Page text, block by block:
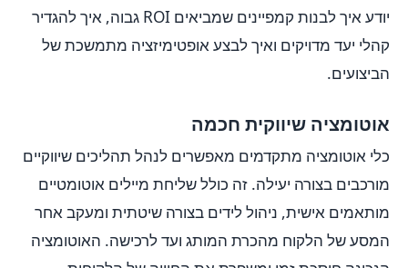
יודע איך לבנות קמפיינים שמביאים ROI גבוה, איך להגדיר
קהלי יעד מדויקים ואיך לבצע אופטימיזציה מתמשכת של
הביצועים.
אוטומציה שיווקית חכמה
כלי אוטומציה מתקדמים מאפשרים לנהל תהליכים שיווקיים
מורכבים בצורה יעילה. זה כולל שליחת מיילים אוטומטיים
מותאמים אישית, ניהול לידים בצורה שיטתית ומעקב אחר
המסע של הלקוח מהכרת המותג ועד לרכישה. האוטומציה